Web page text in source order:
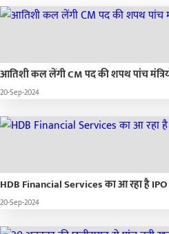
20-Sep-2024
20-Sep-2024